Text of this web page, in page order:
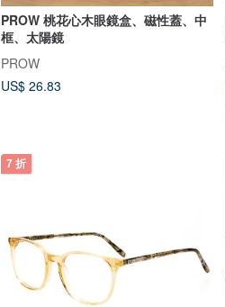
PROW 桃花心木眼鏡盒、磁性蓋、中
框、太陽鏡
PROW
US$ 26.83
7 折